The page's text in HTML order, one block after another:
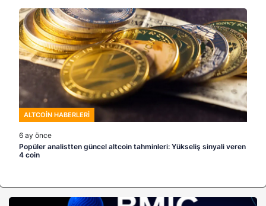
ALTCOIN HABERLERI
6 ay önce
Popüler analistten güncel altcoin tahminleri: Yükseliş sinyali veren
4 coin